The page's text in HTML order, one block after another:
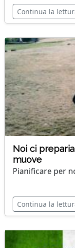
Continua la
Noi ci
muove
Pianificare per
Continua la